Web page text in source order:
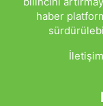
haber